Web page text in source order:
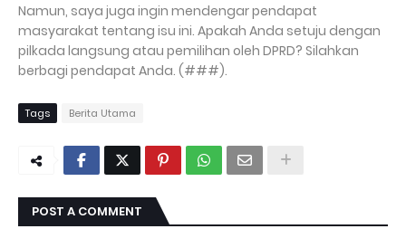
Namun, saya juga ingin mendengar pendapat
masyarakat tentang isu ini. Apakah Anda setuju dengan
pilkada langsung atau pemilihan oleh DPRD? Silahkan
berbagi pendapat Anda. (###).
Tags Berita Utama
POST A COMMENT